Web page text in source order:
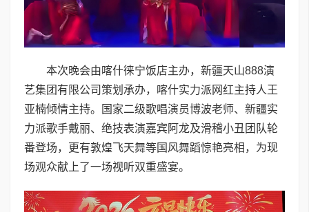
本次晚会由喀什徕宁饭店主办，新疆天山888演
艺集团有限公司策划承办，喀什实力派网红主持人王
亚楠倾情主持。国家二级歌唱演员博波老师、新疆实
力派歌手戴丽、绝技表演嘉宾阿龙及滑稽小丑团队轮
番登场，更有敦煌飞天舞等国风舞蹈惊艳亮相，为现
场观众献上了一场视听双重盛宴。